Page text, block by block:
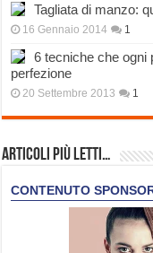
Tagliata di manzo:
16 Gennaio 2014 1
6 tecniche che ogni
perfezione
20 Settembre 2013 1
Articoli più Letti…